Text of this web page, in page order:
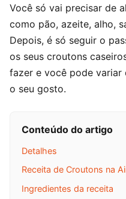
Você só vai precisar de
como pão, azeite, alho,
Depois, é só seguir o
os seus croutons
fazer e você pode
o seu gosto.
Conteúdo do artigo
Detalhes
Receita de Croutons na
Ingredientes da receita